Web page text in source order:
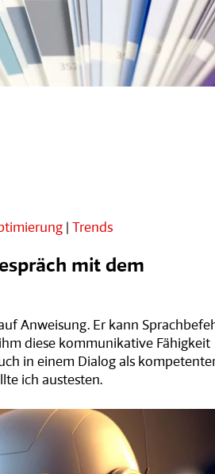
Trends
mit dem
Anweisung. Er kann
diese kommunikative Fähigkeit
in einem Dialog als
ich austesten.